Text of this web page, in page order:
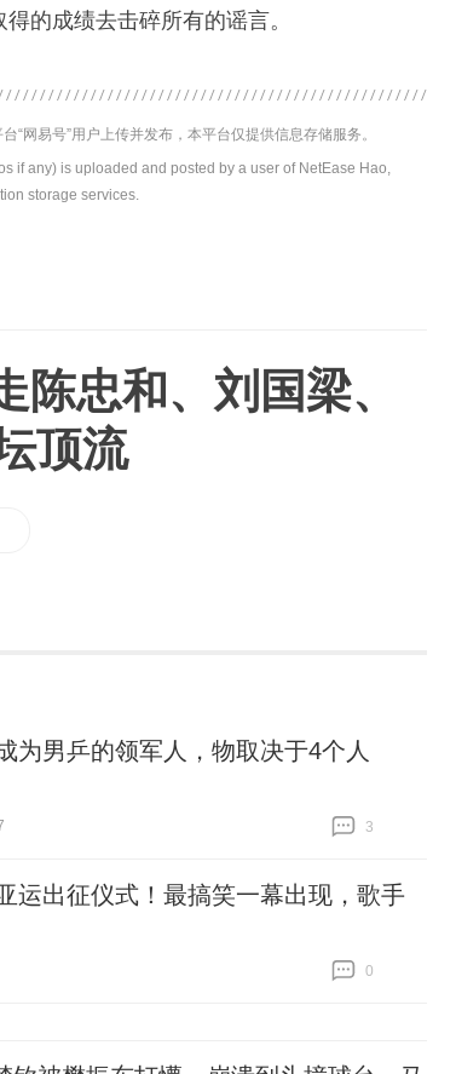
的成绩去击碎所有的谣言。
网易号”用户上传并发布，本平台仅提供信息存储服务。
if any) is uploaded and posted by a user of NetEase Hao,
storage services.
忠和、刘国梁、
顶流
为男乒的领军人，物取决于4个人
3
运出征仪式！最搞笑一幕出现，歌手
0